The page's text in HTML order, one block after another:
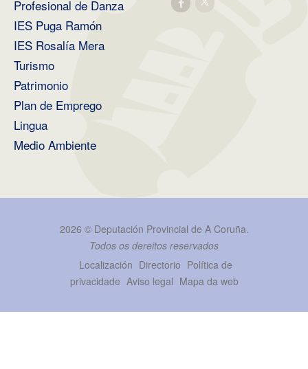
Profesional de Danza
IES Puga Ramón
IES Rosalía Mera
Turismo
Patrimonio
Plan de Emprego
Lingua
Medio Ambiente
2026 © Deputación Provincial de A Coruña.
Todos os dereitos reservados
Localización Directorio Política de
privacidade Aviso legal Mapa da web